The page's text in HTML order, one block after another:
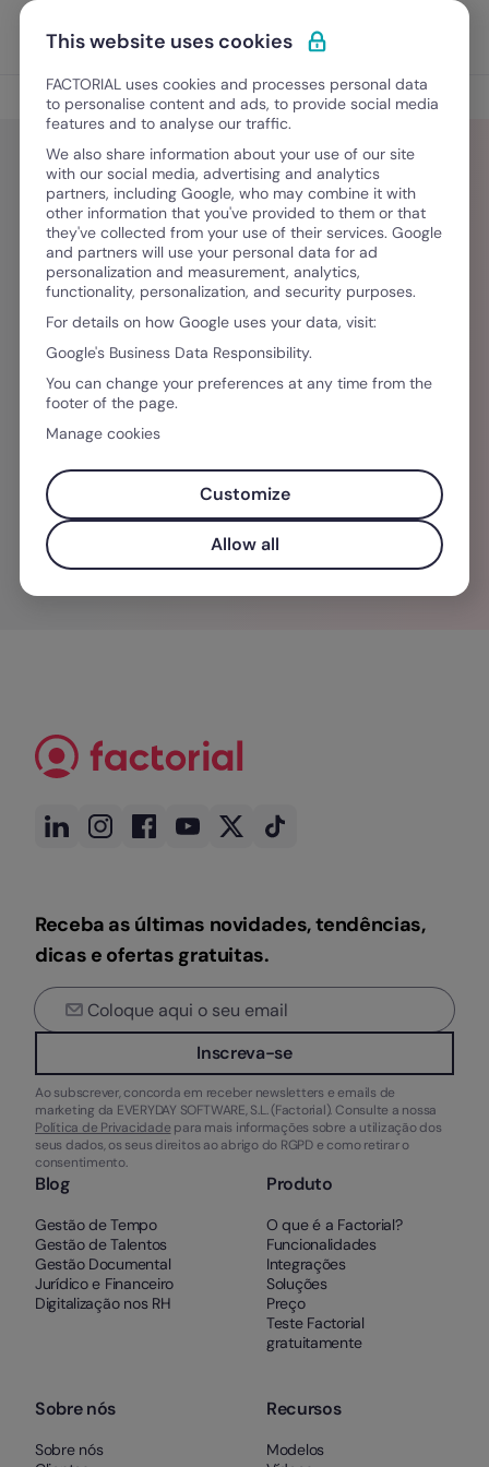
Ir para o conteúdo
Experimente Grátis
Blog
Ana Fernández
Consultora y especialista en SEO. Me
especializo en implementar estrategias de
marketing y contenido con foco en
posicionamiento orgánico en buscadores.
Trabajo generando contenido optimizado para
el desarrollo y resultados de estrategias de SEO
y ASO.
Receba as últimas novidades, tendências,
dicas e ofertas gratuitas.
Inscreva-se
Ao subscrever, concorda em receber newsletters e emails de
marketing da EVERYDAY SOFTWARE, S.L. (Factorial). Consulte a nossa
Política de Privacidade para mais informações sobre a utilização dos
seus dados, os seus direitos ao abrigo do RGPD e como retirar o
consentimento.
Blog
Gestão de Tempo
Gestão de Talentos
Gestão Documental
Jurídico e Financeiro
Digitalização nos RH
Produto
O que é a Factorial?
Funcionalidades
Integrações
Soluções
Preço
Teste Factorial
gratuitamente
Sobre nós
Sobre nós
Recursos
Modelos
This website uses cookies
FACTORIAL uses cookies and processes personal data
to personalise content and ads, to provide social media
features and to analyse our traffic.
We also share information about your use of our site
with our social media, advertising and analytics
partners, including Google, who may combine it with
other information that you've provided to them or that
they've collected from your use of their services. Google
and partners will use your personal data for ad
personalization and measurement, analytics,
functionality, personalization, and security purposes.
For details on how Google uses your data, visit:
Google's Business Data Responsibility.
You can change your preferences at any time from the
footer of the page.
Manage cookies
Customize
Allow all